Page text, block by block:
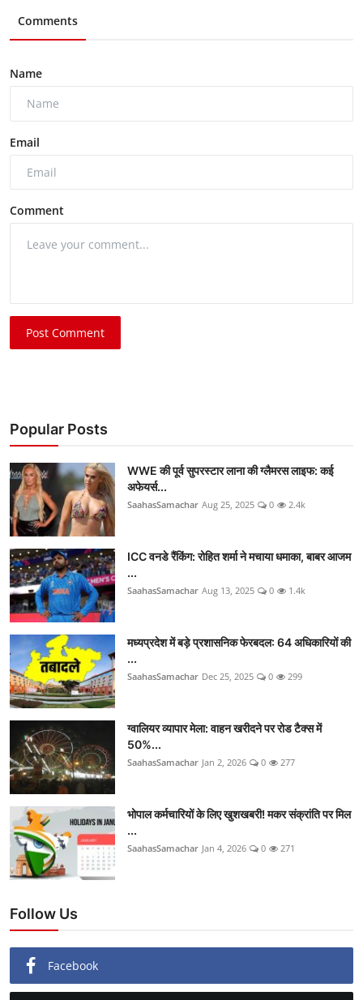
Comments
Name
Email
Comment
Post Comment
Popular Posts
WWE की पूर्व सुपरस्टार लाना की ग्लैमरस लाइफ: कई
अफेयर्स...
SaahasSamachar Aug 25, 2025 0 2.4k
ICC वनडे रैंकिंग: रोहित शर्मा ने मचाया धमाका, बाबर आजम
...
SaahasSamachar Aug 13, 2025 0 1.4k
मध्यप्रदेश में बड़े प्रशासनिक फेरबदल: 64 अधिकारियों की
...
SaahasSamachar Dec 25, 2025 0 299
ग्वालियर व्यापार मेला: वाहन खरीदने पर रोड टैक्स में
50%...
SaahasSamachar Jan 2, 2026 0 277
भोपाल कर्मचारियों के लिए खुशखबरी! मकर संक्रांति पर मिल
...
SaahasSamachar Jan 4, 2026 0 271
Follow Us
Facebook